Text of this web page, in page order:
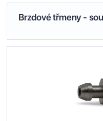
Brzdové třmeny -